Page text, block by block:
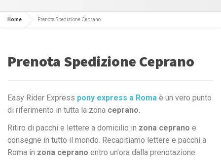
Home Prenota Spedizione Ceprano
Prenota Spedizione Ceprano
Easy Rider Express pony express a Roma è un vero punto
di riferimento in tutta la zona ceprano.
Ritiro di pacchi e lettere a domicilio in zona ceprano e
consegne in tutto il mondo. Recapitiamo lettere e pacchi a
Roma in zona ceprano entro un'ora dalla prenotazione.